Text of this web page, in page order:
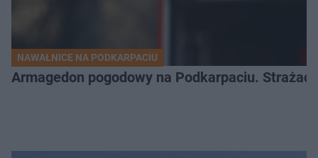
NAWAŁNICE NA PODKARPACIU
Armagedon pogodowy na Podkarpaciu.